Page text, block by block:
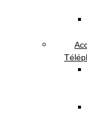
Enregistrer
navigateur pour